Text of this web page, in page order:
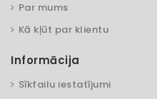
Par mums
Kā kļūt par klientu
Informācija
Sīkfailu iestatījumi